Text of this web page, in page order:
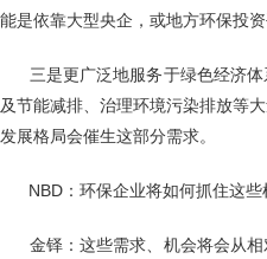
能是依靠大型央企，或地方环保投资
三是更广泛地服务于绿色经济体
及节能减排、治理环境污染排放等
发展格局会催生这部分需求。
NBD：环保企业将如何抓住这些
金铎：这些需求、机会将会从相